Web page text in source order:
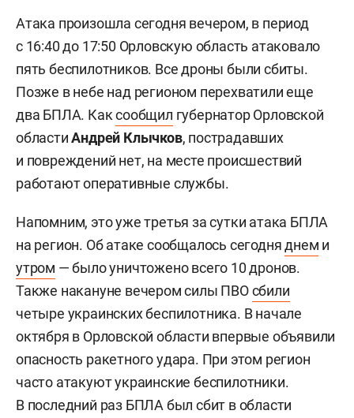
Атака произошла сегодня вечером, в период
с 16:40 до 17:50 Орловскую область атаковало
пять беспилотников. Все дроны были сбиты.
Позже в небе над регионом перехватили еще
два БПЛА. Каксообщил губернатор Орловской
областиАндрей Клычков, пострадавших
и повреждений нет, на месте происшествий
работают оперативные службы.
Напомним, это уже третья за сутки атака БПЛА
на регион. Об атаке сообщалось сегодняднем и
утром — было уничтожено всего 10 дронов.
Также накануне вечером силы ПВОсбили
четыре украинских беспилотника. В начале
октября в Орловской области впервые объявили
опасность ракетного удара. При этом регион
часто атакуют украинские беспилотники.
В последний раз БПЛА был сбит в области